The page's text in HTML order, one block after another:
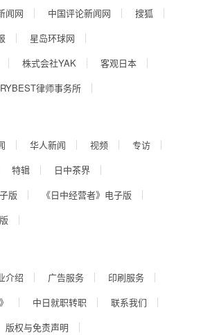
闻网 中国评论新闻网
搜狐
星岛环球网
株式会社YAK
客观日本
律师事务所
华人新闻 视频
专访
特辑
日中茶界
版
《日中经营者》电子版
介绍 广告服务
印刷服务
中日就职转职
联系我们
版权与免责声明